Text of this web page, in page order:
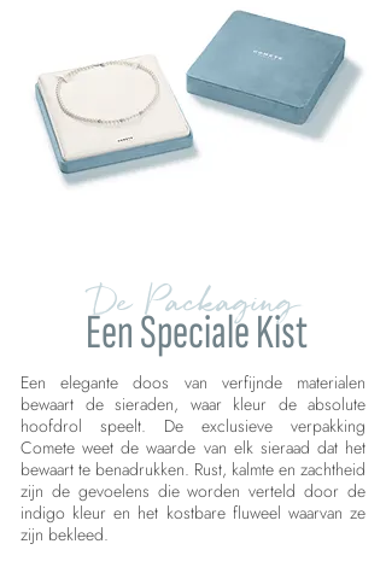
De Packaging
Een Speciale Kist
Een elegante doos van verfijnde materialen
bewaart de sieraden, waar kleur de absolute
hoofdrol speelt. De exclusieve verpakking
Comete weet de waarde van elk sieraad dat het
bewaart te benadrukken. Rust, kalmte en zachtheid
zijn de gevoelens die worden verteld door de
indigo kleur en het kostbare fluweel waarvan ze
zijn bekleed.